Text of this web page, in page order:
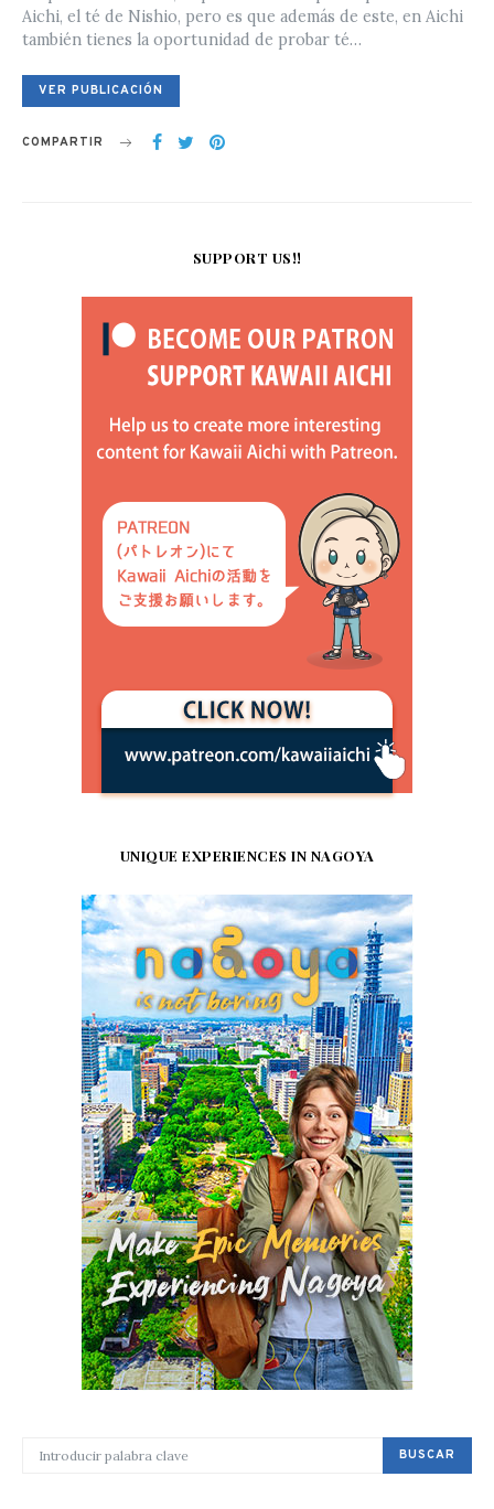
Aichi, el té de Nishio, pero es que además de este, en Aichi
también tienes la oportunidad de probar té…
VER PUBLICACIÓN
COMPARTIR
SUPPORT US!!
UNIQUE EXPERIENCES IN NAGOYA
BUSCAR